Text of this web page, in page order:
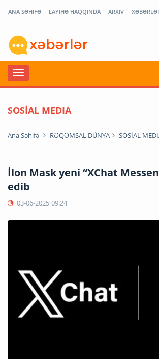
ANA SƏHİFƏ LAYİHƏ HAQQINDA ARXİV
SOSİAL MEDIA
Ana Səhifə RƏQƏMSAL DÜNYA SOSİAL
İlon Mask yeni “XChat
edib
03-06-2025 09:24